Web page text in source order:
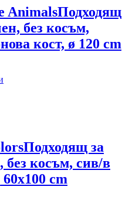
AnimalsПодходящ
без косъм,
кост, ø 120 cm
Подходящ за
без косъм, сив/в
cm